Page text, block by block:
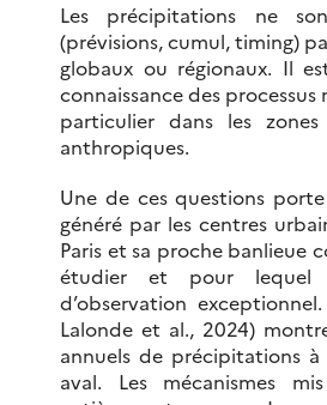
Les précipitations ne
(prévisions, cumul, timing)
globaux ou régionaux. Il
connaissance des processus
particulier dans les
anthropiques.
Une de ces questions
généré par les centres
Paris et sa proche banlieue
étudier et pour lequel
d’observation
Lalonde et al., 2024)
annuels de précipitations
aval. Les mécanismes